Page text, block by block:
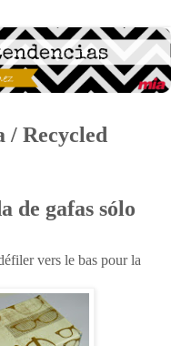
/ Recycled
de gafas sólo
vers le bas pour la